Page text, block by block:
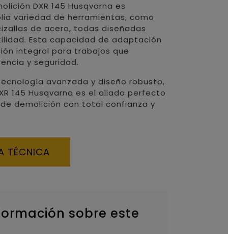
DXR 145 Husqvarna es
variedad de herramientas, como
de acero, todas diseñadas
Esta capacidad de adaptación
integral para trabajos que
y seguridad.
avanzada y diseño robusto,
145 Husqvarna es el aliado perfecto
demolición con total confianza y
TÉCNICA
sobre este